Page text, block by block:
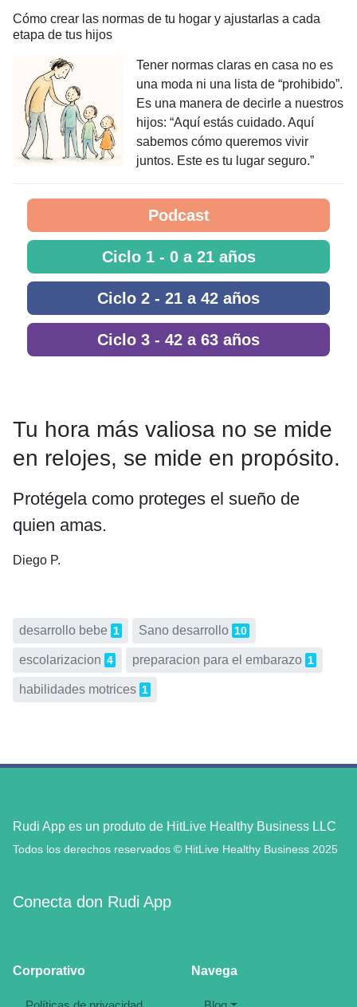
Cómo crear las normas de tu hogar y ajustarlas a cada
etapa de tus hijos
Tener normas claras en casa no es
una moda ni una lista de “prohibido”.
Es una manera de decirle a nuestros
hijos: “Aquí estás cuidado. Aquí
sabemos cómo queremos vivir
juntos. Este es tu lugar seguro.”
Podcast
Ciclo 1 - 0 a 21 años
Ciclo 2 - 21 a 42 años
Ciclo 3 - 42 a 63 años
Tu hora más valiosa no se mide
en relojes, se mide en propósito.
Protégela como proteges el sueño de
quien amas.
Diego P.
desarrollo bebe 1 Sano desarrollo 10
escolarizacion 4 preparacion para el embarazo 1
habilidades motrices 1
Rudi App es un produto de HitLive Healthy Business LLC
Todos los derechos reservados © HitLive Healthy Business 2025
Conecta don Rudi App
Corporativo Navega